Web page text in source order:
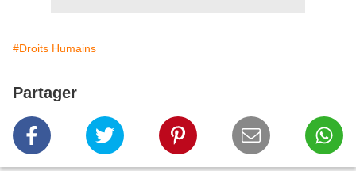
#Droits Humains
Partager